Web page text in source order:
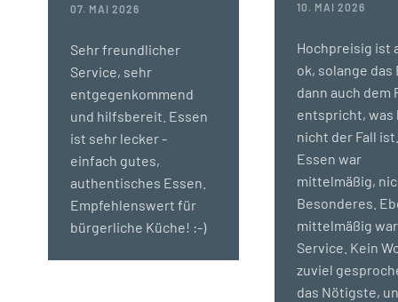
10. MAI 2026
Hochpreisig ist
ok, solange das
dann auch dem
entspricht, was
nicht der Fall
Essen war
mittelmäßig,
Besonderes.
mittelmäßig
Service. Kein
zuviel
das Nötigste,
07. MAI 2026
Sehr freundlicher
Service, sehr
entgegenkommend
und hilfsbereit. Essen
ist sehr lecker -
einfach gutes,
authentisches Essen.
Empfehlenswert für
bürgerliche Küche! :-)